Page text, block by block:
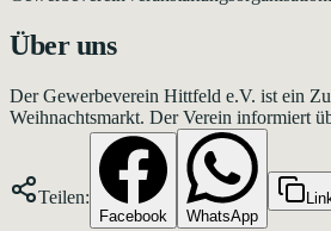
Über uns
Der Gewerbeverein Hittfeld e.V. ist ein
Weihnachtsmarkt. Der Verein informiert
Teilen:
Facebook WhatsApp